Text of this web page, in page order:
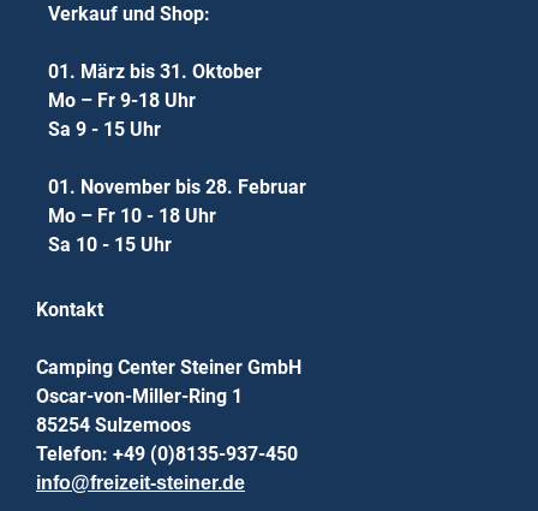
Verkauf und Shop:
01. März bis 31. Oktober
Mo – Fr 9-18 Uhr
Sa 9 - 15 Uhr
01. November bis 28. Februar
Mo – Fr 10 - 18 Uhr
Sa 10 - 15 Uhr
Kontakt
Camping Center Steiner GmbH
Oscar-von-Miller-Ring 1
85254 Sulzemoos
Telefon: +49 (0)8135-937-450
info@freizeit-steiner.de